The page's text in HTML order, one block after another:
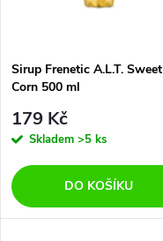
p
r
o
d
s
p
r
o
Sirup Frenetic A.L.T. Sweet
Corn 500 ml
179 Kč
Skladem >5 ks
DO KOŠÍKU